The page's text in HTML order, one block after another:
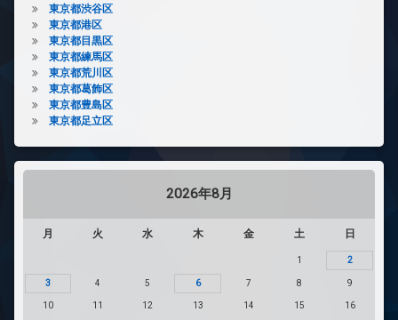
東京都渋谷区
東京都港区
東京都目黒区
東京都練馬区
東京都荒川区
東京都葛飾区
東京都豊島区
東京都足立区
2026年8月
月 火 水 木 金 土 日
1 2
3 4 5 6 7 8 9
10 11 12 13 14 15 16